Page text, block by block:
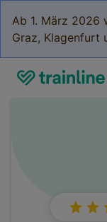
Ab 1. März 2026
Graz, Klagenfurt